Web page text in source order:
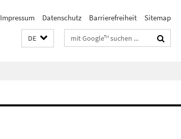
Impressum Datenschutz Barrierefreiheit Sitemap
DE Suchbegriffe